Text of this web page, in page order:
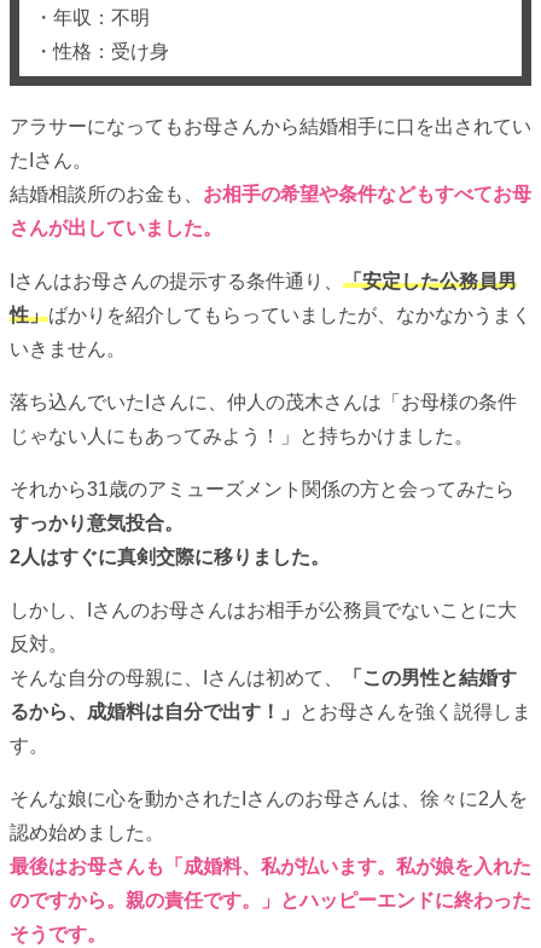
・年収：不明
・性格：受け身
アラサーになってもお母さんから結婚相手に口を出されてい
たIさん。
結婚相談所のお金も、 お相手の希望や条件などもすべてお母
さんが出していました。
Iさんはお母さんの提示する条件通り、 「安定した公務員男
性」ばかりを紹介してもらっていましたが、なかなかうまく
いきません。
落ち込んでいたIさんに、仲人の茂木さんは「お母様の条件
じゃない人にもあってみよう！」と持ちかけました。
それから31歳のアミューズメント関係の方と会ってみたら
すっかり意気投合。
2人はすぐに真剣交際に移りました。
しかし、Iさんのお母さんはお相手が公務員でないことに大
反対。
そんな自分の母親に、Iさんは初めて、
「この男性と結婚す
るから、成婚料は自分で出す！」
とお母さんを強く説得しま
す。
そんな娘に心を動かされたIさんのお母さんは、徐々に2人を
認め始めました。
最後はお母さんも「成婚料、私が払います。私が娘を入れた
のですから。親の責任です。」とハッピーエンドに終わった
そうです。